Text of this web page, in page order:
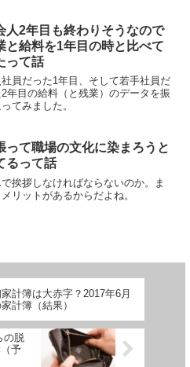
冒頭の箇条書きは、先週末の私で
こんな休日を過ごす...
人2年目も終わりそうなので
と給料を1年目の時と比べて
って話
社員だった1年目、そして若手社員だ
2年目の給料（と残業）のデータを振
てみました。
って職場の文化に染まろうと
るって話
挨拶しなければならないのか。ま
メリットがあるからだよね。
計簿は大赤字？2017年6月
計簿（結果）
の脱
予